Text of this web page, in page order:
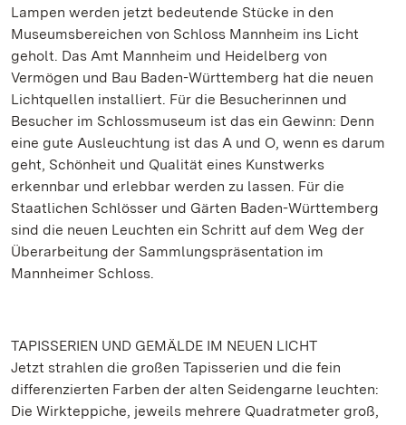
Lampen werden jetzt bedeutende Stücke in den
Museumsbereichen von Schloss Mannheim ins Licht
geholt. Das Amt Mannheim und Heidelberg von
Vermögen und Bau Baden-Württemberg hat die neuen
Lichtquellen installiert. Für die Besucherinnen und
Besucher im Schlossmuseum ist das ein Gewinn: Denn
eine gute Ausleuchtung ist das A und O, wenn es darum
geht, Schönheit und Qualität eines Kunstwerks
erkennbar und erlebbar werden zu lassen. Für die
Staatlichen Schlösser und Gärten Baden-Württemberg
sind die neuen Leuchten ein Schritt auf dem Weg der
Überarbeitung der Sammlungspräsentation im
Mannheimer Schloss.
TAPISSERIEN UND GEMÄLDE IM NEUEN LICHT
Jetzt strahlen die großen Tapisserien und die fein
differenzierten Farben der alten Seidengarne leuchten:
Die Wirkteppiche, jeweils mehrere Quadratmeter groß,